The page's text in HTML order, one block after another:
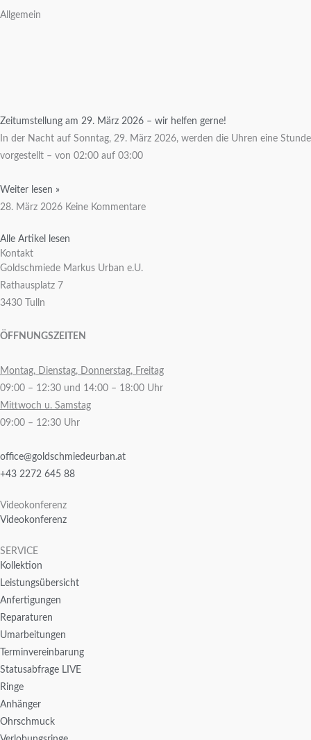
Allgemein
Zeitumstellung am 29. März 2026 – wir helfen gerne!
In der Nacht auf Sonntag, 29. März 2026, werden die Uhren eine Stunde
vorgestellt – von 02:00 auf 03:00
Weiter lesen »
28. März 2026 Keine Kommentare
Alle Artikel lesen
Kontakt
Goldschmiede Markus Urban e.U.
Rathausplatz 7
3430 Tulln
ÖFFNUNGSZEITEN
Montag, Dienstag, Donnerstag, Freitag
09:00 – 12:30 und 14:00 – 18:00 Uhr
Mittwoch u. Samstag
09:00 – 12:30 Uhr
office@goldschmiedeurban.at
+43 2272 645 88
Videokonferenz
Videokonferenz
SERVICE
Kollektion
Leistungsübersicht
Anfertigungen
Reparaturen
Umarbeitungen
Terminvereinbarung
Statusabfrage LIVE
Ringe
Anhänger
Ohrschmuck